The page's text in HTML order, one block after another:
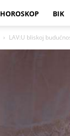
HOROSKOP BIK
LAV:U bliskoj